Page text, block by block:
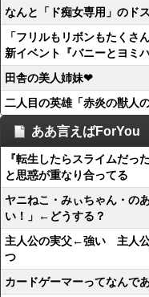
なんと「ド痴女専用」のド
「フリルもリボンもたくさ
新イベント『バニーとヨミ
田舎の美人姉妹❤
二人目の英雄「赤炎の獣人
ああ言えばForYou
『転生したらスライムだっ
と思惑が重なり合ってる
ヤニねこ・みぃちゃん・の
い！」←どうする？
主人公の実父←強い 主人
つ
カードゲーマーってなんで